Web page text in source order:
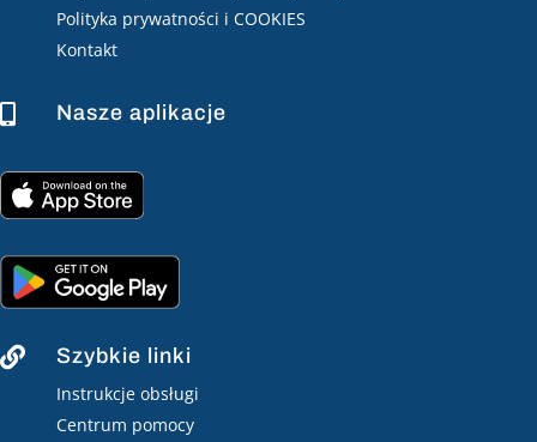
Polityka prywatności i COOKIES
Kontakt
 Nasze aplikacje
 Szybkie linki
Instrukcje obsługi
Centrum pomocy